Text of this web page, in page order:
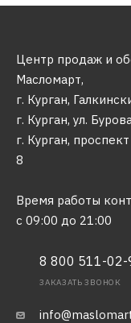
Центр продаж и
Масломарт,
г. Курган,
г. Курган, ул.
г. Курган,
8
Время работы
с 09:00 до 21:00
8 800 511-02-
ЗАКАЗАТЬ ЗВОНОК